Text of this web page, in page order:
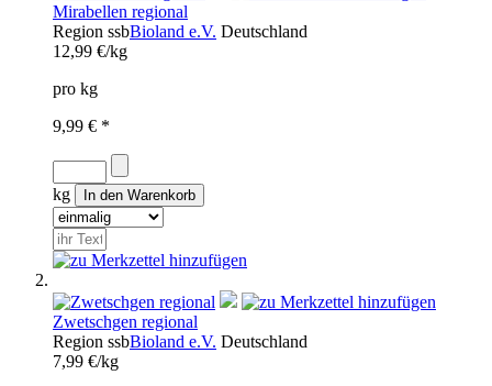
Mirabellen regional
Region ssbBioland e.V. Deutschland
12,99 €/kg
pro kg
9,99 € *
kg
Zwetschgen regional
Region ssbBioland e.V. Deutschland
7,99 €/kg